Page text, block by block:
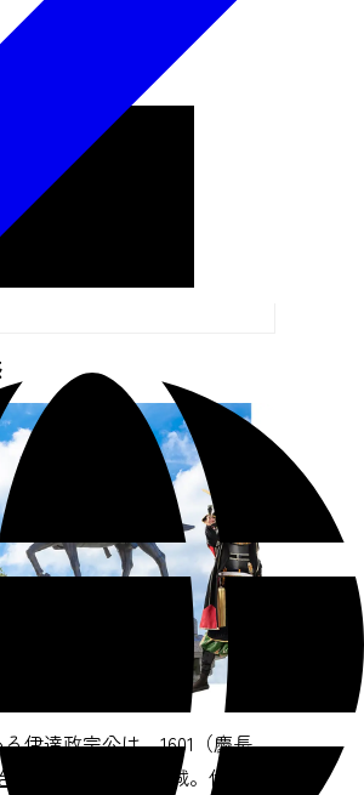
伊達政宗公は、1601（慶長
城（青葉城）
を築城。伊達文